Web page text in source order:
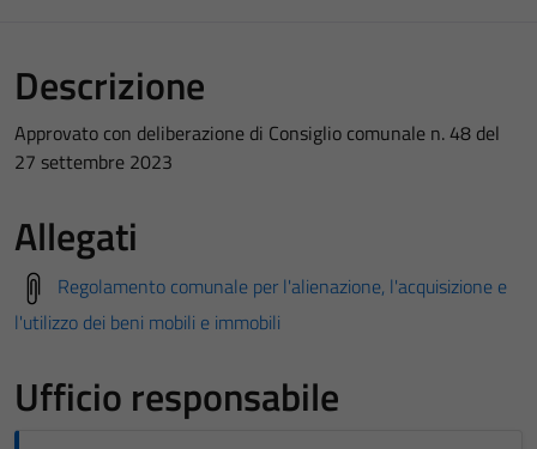
Descrizione
Approvato con deliberazione di Consiglio comunale n. 48 del
27 settembre 2023
Allegati
Regolamento comunale per l'alienazione, l'acquisizione e
l'utilizzo dei beni mobili e immobili
Ufficio responsabile